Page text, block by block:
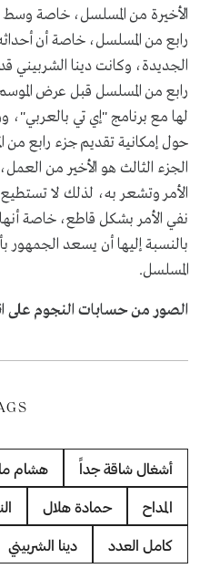
الأخيرة من المسلسل، خاصة
رابع من المسلسل، خاصة أن
الجديدة، وكانت دينا الشربيني
رابع من المسلسل قبل عرض
لها مع برنامج "إي تي بالعربي"،
حول إمكانية تقديم جزء رابع من
الجزء الثالث هو الأخير من
الأمر وتشعر به، لذلك لا
نفي الأمر بشكل قاطع، خاصة
بالنسبة إليها أن يسعد الجمهور
المسلسل.
الصور من حسابات النجوم على
أشغال شاقة جداً هشام
المداح حمادة هلال
كامل العدد دينا الشربيني